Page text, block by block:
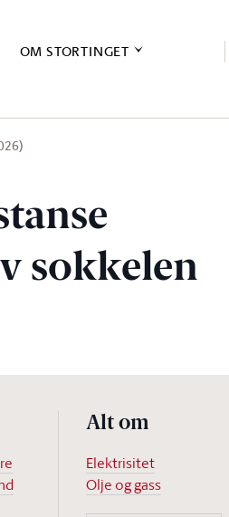
OM STORTINGET
sokkelen
Alt om
Elektrisitet
Olje og gass